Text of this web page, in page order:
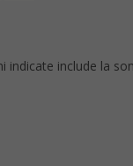
indicate include la